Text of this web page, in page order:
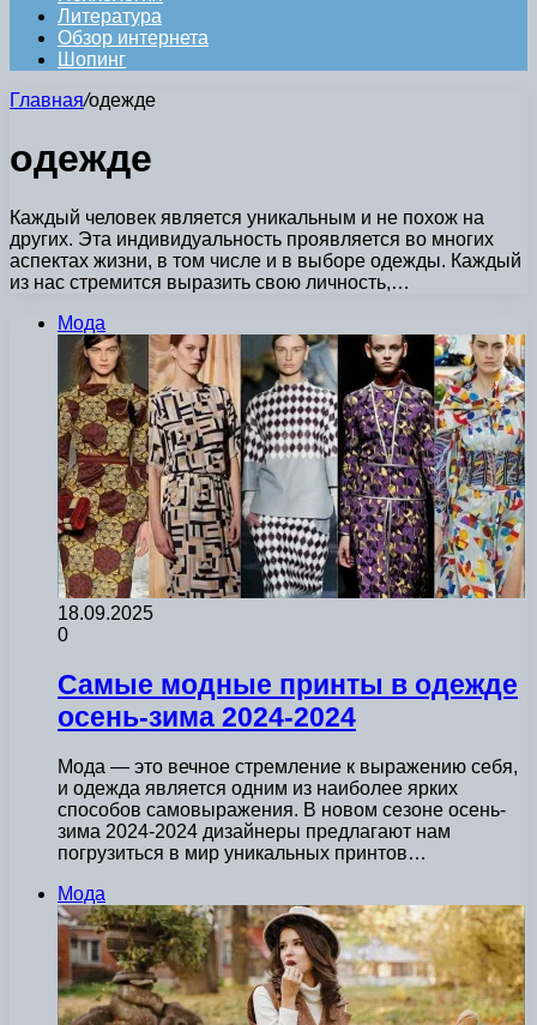
Литература
Обзор интернета
Шопинг
Главная/одежде
одежде
Каждый человек является уникальным и не похож на
других. Эта индивидуальность проявляется во многих
аспектах жизни, в том числе и в выборе одежды. Каждый
из нас стремится выразить свою личность,…
Мода
18.09.2025
0
Самые модные принты в одежде
осень-зима 2024-2024
Мода — это вечное стремление к выражению себя,
и одежда является одним из наиболее ярких
способов самовыражения. В новом сезоне осень-
зима 2024-2024 дизайнеры предлагают нам
погрузиться в мир уникальных принтов…
Мода